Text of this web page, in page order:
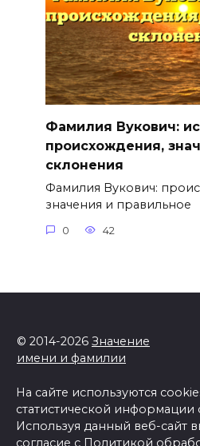
Фамилия Вукович:
происхождения,
склонения
Фамилия Вукович:
значения и правильное
0 42
© 2014-2026 Значение
имени и фамилии
На сайте используются
статистической информации
Используя данный веб-сайт
согласие с Политикой